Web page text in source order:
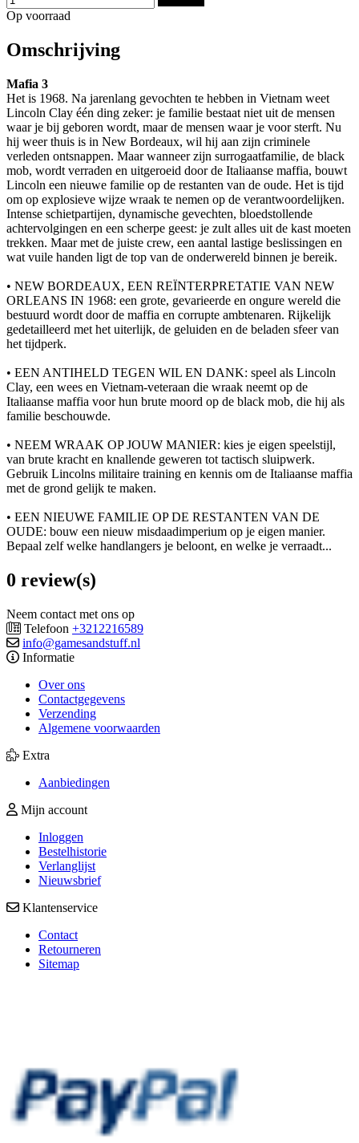
Op voorraad
Omschrijving
Mafia 3
Het is 1968. Na jarenlang gevochten te hebben in Vietnam weet
Lincoln Clay één ding zeker: je familie bestaat niet uit de mensen
waar je bij geboren wordt, maar de mensen waar je voor sterft. Nu
hij weer thuis is in New Bordeaux, wil hij aan zijn criminele
verleden ontsnappen. Maar wanneer zijn surrogaatfamilie, de black
mob, wordt verraden en uitgeroeid door de Italiaanse maffia, bouwt
Lincoln een nieuwe familie op de restanten van de oude. Het is tijd
om op explosieve wijze wraak te nemen op de verantwoordelijken.
Intense schietpartijen, dynamische gevechten, bloedstollende
achtervolgingen en een scherpe geest: je zult alles uit de kast moeten
trekken. Maar met de juiste crew, een aantal lastige beslissingen en
wat vuile handen ligt de top van de onderwereld binnen je bereik.
• NEW BORDEAUX, EEN REÏNTERPRETATIE VAN NEW
ORLEANS IN 1968: een grote, gevarieerde en ongure wereld die
bestuurd wordt door de maffia en corrupte ambtenaren. Rijkelijk
gedetailleerd met het uiterlijk, de geluiden en de beladen sfeer van
het tijdperk.
• EEN ANTIHELD TEGEN WIL EN DANK: speel als Lincoln
Clay, een wees en Vietnam-veteraan die wraak neemt op de
Italiaanse maffia voor hun brute moord op de black mob, die hij als
familie beschouwde.
• NEEM WRAAK OP JOUW MANIER: kies je eigen speelstijl,
van brute kracht en knallende geweren tot tactisch sluipwerk.
Gebruik Lincolns militaire training en kennis om de Italiaanse maffia
met de grond gelijk te maken.
• EEN NIEUWE FAMILIE OP DE RESTANTEN VAN DE
OUDE: bouw een nieuw misdaadimperium op je eigen manier.
Bepaal zelf welke handlangers je beloont, en welke je verraadt...
0 review(s)
Neem contact met ons op
Telefoon +3212216589
info@gamesandstuff.nl
Informatie
Over ons
Contactgegevens
Verzending
Algemene voorwaarden
Extra
Aanbiedingen
Mijn account
Inloggen
Bestelhistorie
Verlanglijst
Nieuwsbrief
Klantenservice
Contact
Retourneren
Sitemap